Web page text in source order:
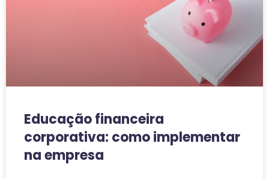
Educação financeira
corporativa: como implementar
na empresa